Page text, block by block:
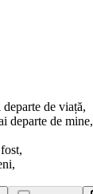
de viață,
departe de mine,